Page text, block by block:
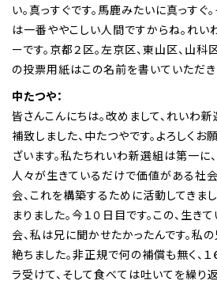
い。真っすぐです。馬鹿みたいに真っすぐ
は一番ややこしい人間ですからね。れい
ーです。京都２区。左京区、東山区、山科
の投票用紙はこの名前を書いていただき
中たつや：
皆さんこんにちは。改めまして、れいわ
補致しました、中たつやです。よろしくお
ざいます。私たちれいわ新選組は第一に
人々が生きているだけで価値がある社
会、これを構築するために活動してきま
まりました。今１０日目です。この、生
会、私は兄に聞かせたかったんです。私
絶ちました。非正規で何の補償も無く、
ラ受けて、そして食べては吐いてを繰り